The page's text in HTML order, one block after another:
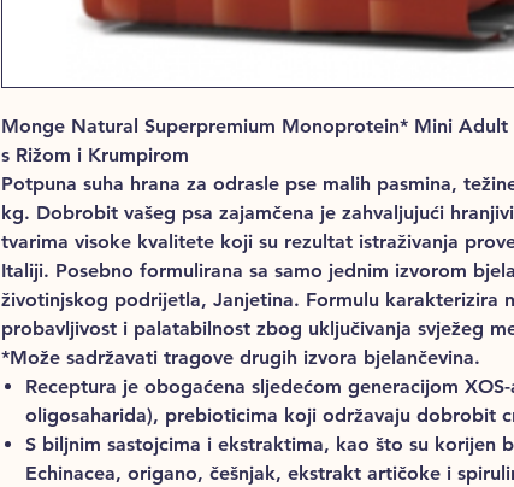
Monge Natural Superpremium Monoprotein* Mini Adult
s Rižom i Krumpirom
Potpuna suha hrana za odrasle pse malih pasmina,
kg. Dobrobit vašeg psa zajamčena je zahvaljujući
tvarima visoke kvalitete koji su rezultat istraživanja
Italiji. Posebno formulirana sa samo jednim izvorom
životinjskog podrijetla, Janjetina. Formulu karakterizira
probavljivost i palatabilnost zbog uključivanja svježeg
*Može sadržavati tragove drugih izvora bjelančevina.
Receptura je obogaćena sljedećom generacijom
oligosaharida), prebioticima koji održavaju dobrobit
S biljnim sastojcima i ekstraktima, kao što su korijen
Echinacea, origano, češnjak, ekstrakt artičoke i